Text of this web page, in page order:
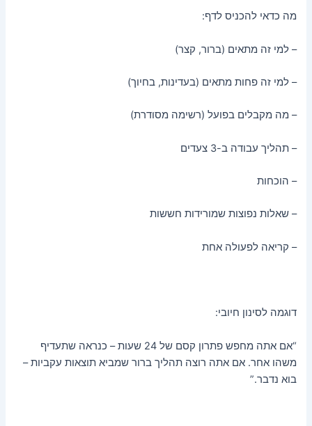
מה כדאי להכניס לדף:
– למי זה מתאים (ברור, קצר)
– למי זה פחות מתאים (בעדינות, בחיוך)
– מה מקבלים בפועל (רשימה מסודרת)
– תהליך עבודה ב-3 צעדים
– הוכחות
– שאלות נפוצות שמורידות חששות
– קריאה לפעולה אחת
דוגמה לסינון חיובי:
“אם אתה מחפש פתרון קסם של 24 שעות – כנראה שתעדיף
משהו אחר. אם אתה רוצה תהליך ברור שמביא תוצאות עקביות –
בוא נדבר.”